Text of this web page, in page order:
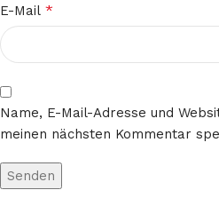
E-Mail *
Name, E-Mail-Adresse und
meinen nächsten Kommentar